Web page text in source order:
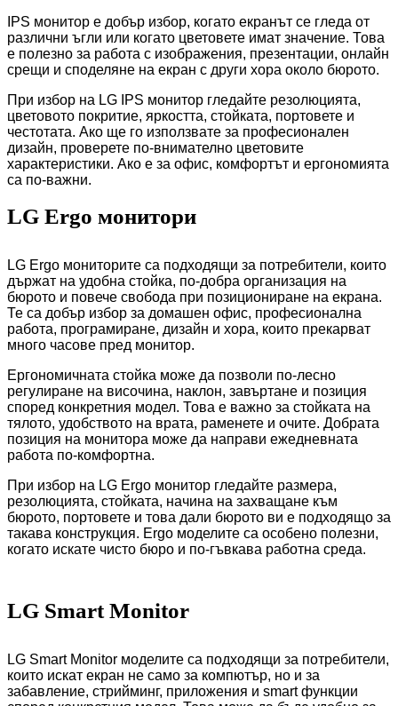
IPS монитор е добър избор, когато екранът се гледа от
различни ъгли или когато цветовете имат значение. Това
е полезно за работа с изображения, презентации, онлайн
срещи и споделяне на екран с други хора около бюрото.
При избор на LG IPS монитор гледайте резолюцията,
цветовото покритие, яркостта, стойката, портовете и
честотата. Ако ще го използвате за професионален
дизайн, проверете по-внимателно цветовите
характеристики. Ако е за офис, комфортът и ергономията
са по-важни.
LG Ergo монитори
LG Ergo мониторите са подходящи за потребители, които
държат на удобна стойка, по-добра организация на
бюрото и повече свобода при позициониране на екрана.
Те са добър избор за домашен офис, професионална
работа, програмиране, дизайн и хора, които прекарват
много часове пред монитор.
Ергономичната стойка може да позволи по-лесно
регулиране на височина, наклон, завъртане и позиция
според конкретния модел. Това е важно за стойката на
тялото, удобството на врата, раменете и очите. Добрата
позиция на монитора може да направи ежедневната
работа по-комфортна.
При избор на LG Ergo монитор гледайте размера,
резолюцията, стойката, начина на захващане към
бюрото, портовете и това дали бюрото ви е подходящо за
такава конструкция. Ergo моделите са особено полезни,
когато искате чисто бюро и по-гъвкава работна среда.
LG Smart Monitor
LG Smart Monitor моделите са подходящи за потребители,
които искат екран не само за компютър, но и за
забавление, стрийминг, приложения и smart функции